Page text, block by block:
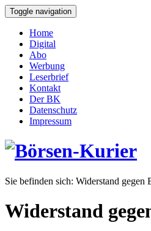
Toggle navigation
Home
Digital
Abo
Werbung
Leserbrief
Kontakt
Der BK
Datenschutz
Impressum
Sie befinden sich: Widerstand gegen
Widerstand